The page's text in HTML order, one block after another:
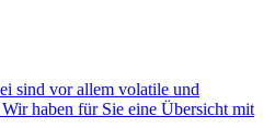
sind vor allem volatile und
haben für Sie eine Übersicht mit